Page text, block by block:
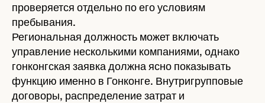
проверяется отдельно по его условиям
пребывания.
Региональная должность может включать
управление несколькими компаниями, однако
гонконгская заявка должна ясно показывать
функцию именно в Гонконге. Внутригрупповые
договоры, распределение затрат и